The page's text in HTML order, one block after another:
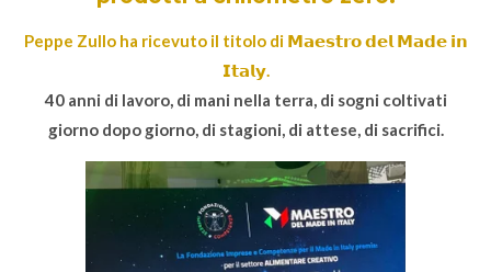
Peppe Zullo ha ricevuto il titolo di 𝗠𝗮𝗲𝘀𝘁𝗿𝗼 𝗱𝗲𝗹 𝗠𝗮𝗱𝗲 𝗶𝗻
𝗜𝘁𝗮𝗹𝘆.
40 anni di lavoro, di mani nella terra, di sogni coltivati
giorno dopo giorno, di stagioni, di attese, di sacrifici.